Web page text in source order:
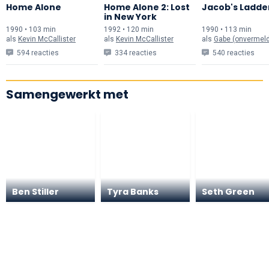
Home Alone
1990 • 103 min
als Kevin McCallister
594 reacties
Home Alone 2: Lost
in New York
1992 • 120 min
als Kevin McCallister
334 reacties
Jacob's
1990 • 113 min
als Gabe
540 reacties
Samengewerkt met
Ben Stiller Tyra Banks Seth Green